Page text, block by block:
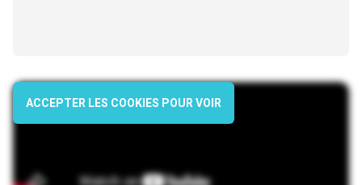
ACCEPTER LES COOKIES POUR VOIR